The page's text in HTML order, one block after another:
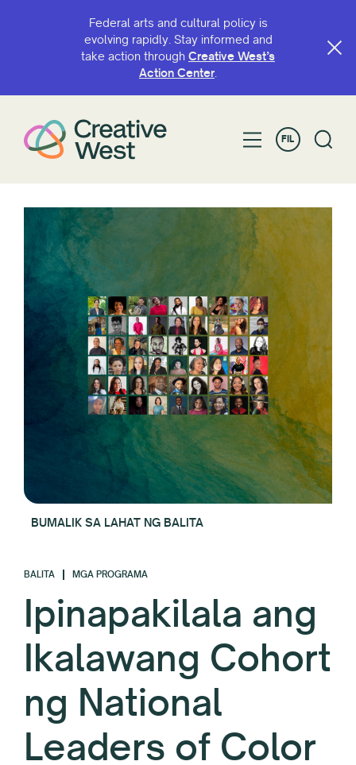
Federal arts and cultural policy is
evolving rapidly. Stay informed and
take action through Creative West’s
Action Center.
FIL
BUMALIK SA LAHAT NG BALITA
BALITA MGA PROGRAMA
Ipinapakilala ang
Ikalawang Cohort
ng National
Leaders of Color